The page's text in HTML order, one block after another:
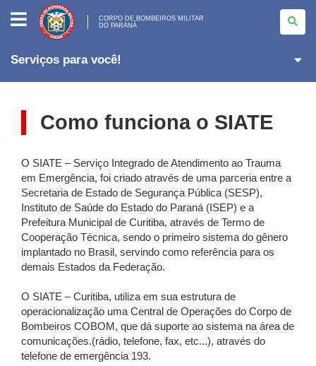
CORPO
DE
BOMBEIROS
MILITAR
PARANÁ
CORPO DE BOMBEIROS MILITAR
DO PARANÁ
Serviços para você!
Como funciona o SIATE
O SIATE – Serviço Integrado de Atendimento ao Trauma
em Emergência, foi criado através de uma parceria entre a
Secretaria de Estado de Segurança Pública (SESP),
Instituto de Saúde do Estado do Paraná (ISEP) e a
Prefeitura Municipal de Curitiba, através de Termo de
Cooperação Técnica, sendo o primeiro sistema do gênero
implantado no Brasil, servindo como referência para os
demais Estados da Federação.
O SIATE – Curitiba, utiliza em sua estrutura de
operacionalização uma Central de Operações do Corpo de
Bombeiros COBOM, que dá suporte ao sistema na área de
comunicações.(rádio, telefone, fax, etc...), através do
telefone de emergência 193.